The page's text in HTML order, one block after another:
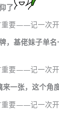
了
，基佬妹子单
一张，这个角